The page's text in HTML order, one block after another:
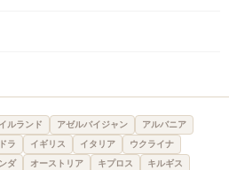
ルランド アゼルバイジャン
アルバニア
ラ イギリス イタリア
ウクライナ
ダ オーストリア キプロス
キルギス